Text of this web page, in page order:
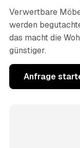
Verwertbare
werden
das macht die
günstiger.
Anfrage